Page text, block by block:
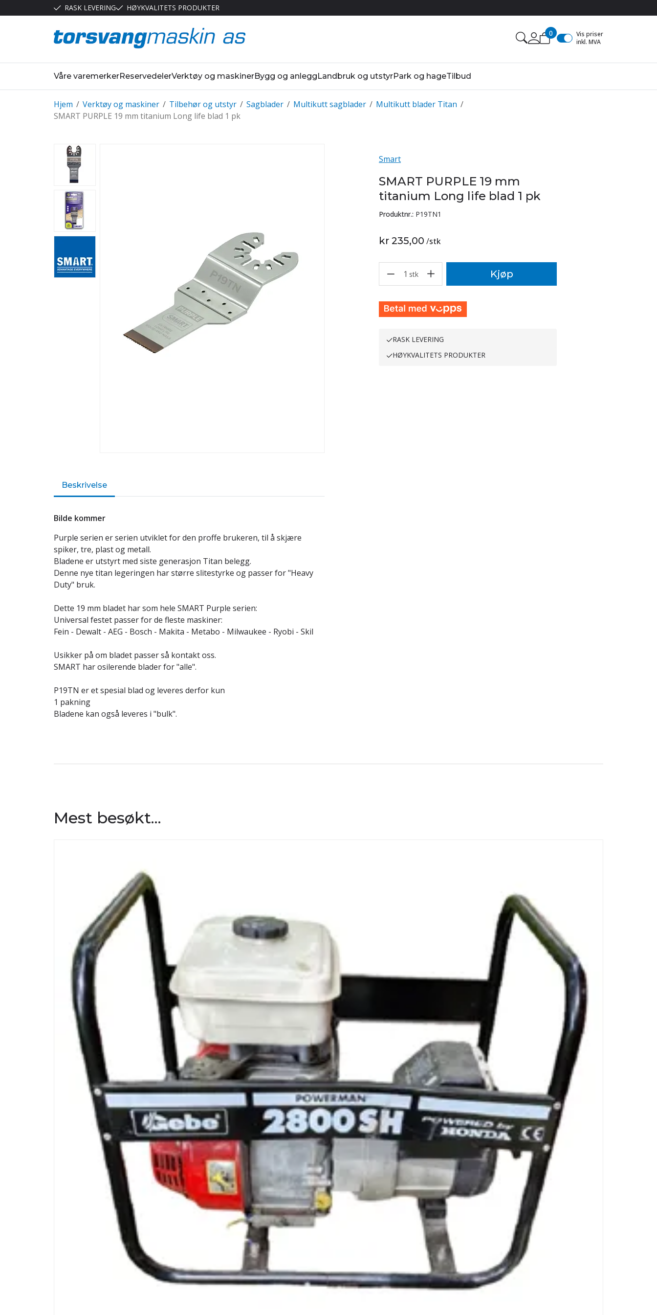
RASK LEVERING HØYKVALITETS PRODUKTER
0
Vis priser
inkl. MVA
Våre varemerkerReservedelerVerktøy og maskinerBygg og anleggLandbruk og utstyrPark og hageTilbud
/
Hjem /
Verktøy og maskiner /
Tilbehør og utstyr /
Sagblader /
Multikutt sagblader /
Multikutt blader Titan
SMART PURPLE 19 mm titanium Long life blad 1 pk
Smart
SMART PURPLE 19 mm
titanium Long life blad 1 pk
Produktnr.: P19TN1
kr 235,00 /stk
1 stk Kjøp
RASK LEVERING
HØYKVALITETS PRODUKTER
Beskrivelse
Bilde kommer
Purple serien er serien utviklet for den proffe brukeren, til å skjære
spiker, tre, plast og metall.
Bladene er utstyrt med siste generasjon Titan belegg.
Denne nye titan legeringen har større slitestyrke og passer for "Heavy
Duty" bruk.
Dette 19 mm bladet har som hele SMART Purple serien:
Universal festet passer for de fleste maskiner:
Fein - Dewalt - AEG - Bosch - Makita - Metabo - Milwaukee - Ryobi - Skil
Usikker på om bladet passer så kontakt oss.
SMART har osilerende blader for "alle".
P19TN er et spesial blad og leveres derfor kun
1 pakning
Bladene kan også leveres i "bulk".
Mest besøkt...